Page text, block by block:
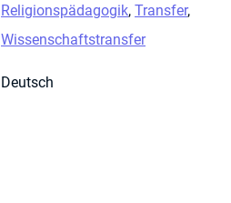
Religionspädagogik, Transfer,
Wissenschaftstransfer
Deutsch